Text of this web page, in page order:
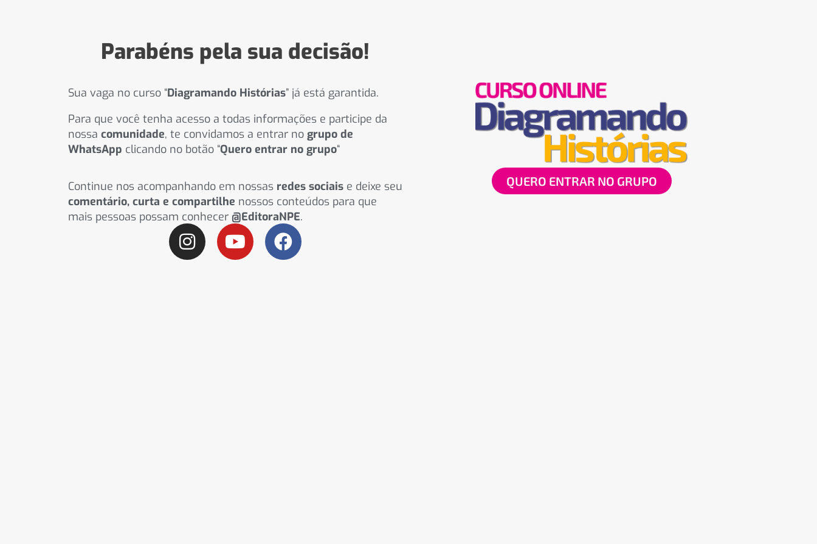
Parabéns pela sua decisão!
Sua vaga no curso “Diagramando Histórias” já está garantida.
Para que você tenha acesso a todas informações e participe da
nossa comunidade, te convidamos a entrar no grupo de
WhatsApp clicando no botão “Quero entrar no grupo“
Continue nos acompanhando em nossas redes sociais e deixe seu
comentário, curta e compartilhe nossos conteúdos para que
mais pessoas possam conhecer @EditoraNPE.
QUERO ENTRAR NO GRUPO